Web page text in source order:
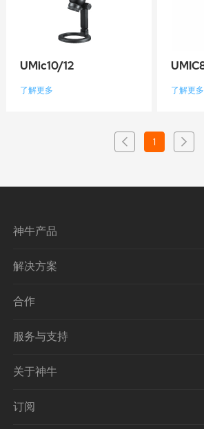
UMic10/12
了解更多 了解更多
1
神牛产品
解决方案
合作
服务与支持
关于神牛
订阅